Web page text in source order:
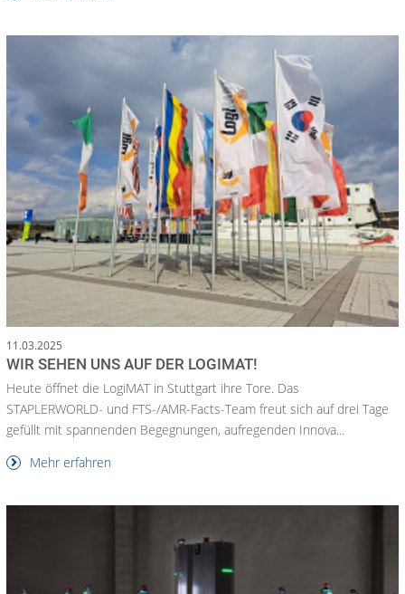
11.03.2025
WIR SEHEN UNS AUF DER LOGIMAT!
Heute öffnet die LogiMAT in Stuttgart ihre Tore. Das
STAPLERWORLD- und FTS-/AMR-Facts-Team freut sich auf drei Tage
gefüllt mit spannenden Begegnungen, aufregenden Innova...
Mehr erfahren